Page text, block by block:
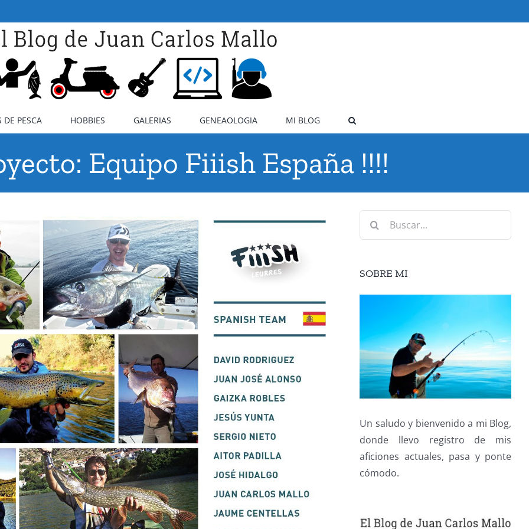
DE PESCA HOBBIES GALERIAS GENEAOLOGIA MI BLOG
Equipo Fiiish España !!!!
Buscar:
SOBRE MI
Un saludo y bienvenido a mi Blog,
donde llevo registro de mis
aficiones actuales, pasa y ponte
cómodo.